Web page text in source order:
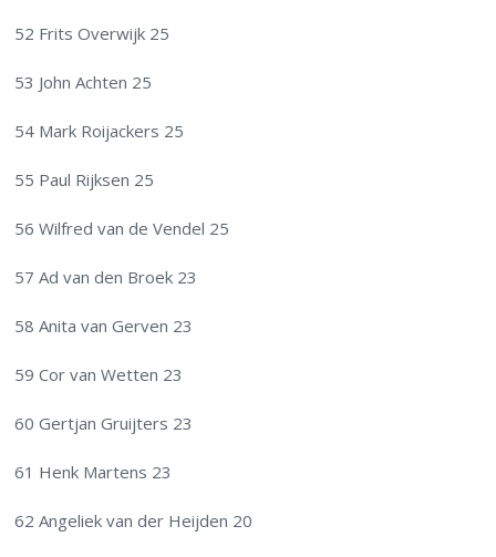
52 Frits Overwijk 25
53 John Achten 25
54 Mark Roijackers 25
55 Paul Rijksen 25
56 Wilfred van de Vendel 25
57 Ad van den Broek 23
58 Anita van Gerven 23
59 Cor van Wetten 23
60 Gertjan Gruijters 23
61 Henk Martens 23
62 Angeliek van der Heijden 20